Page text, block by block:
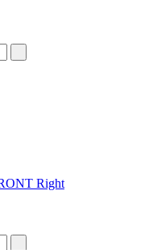
Right